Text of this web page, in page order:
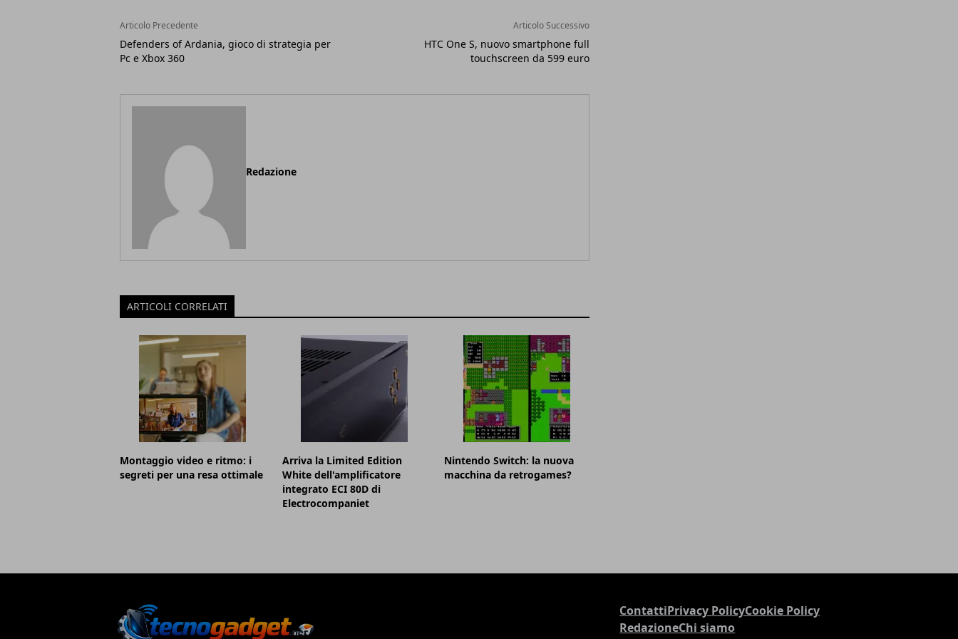
Articolo Precedente
Defenders of Ardania, gioco di strategia per
Pc e Xbox 360
Articolo Successivo
HTC One S, nuovo smartphone full
touchscreen da 599 euro
Redazione
ARTICOLI CORRELATI
Montaggio video e ritmo: i
segreti per una resa ottimale
Arriva la Limited Edition
White dell'amplificatore
integrato ECI 80D di
Electrocompaniet
Nintendo Switch: la nuova
macchina da retrogames?
ContattiPrivacy PolicyCookie Policy
RedazioneChi siamo